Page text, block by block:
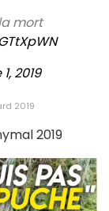
mort
2019
2019
2019